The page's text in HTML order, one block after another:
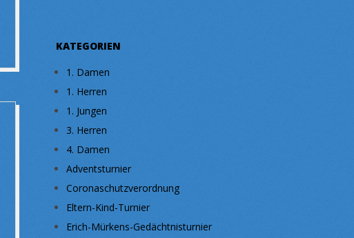
KATEGORIEN
1. Damen
1. Herren
1. Jungen
3. Herren
4. Damen
Adventsturnier
Coronaschutzverordnung
Eltern-Kind-Turnier
Erich-Mürkens-Gedächtnisturnier